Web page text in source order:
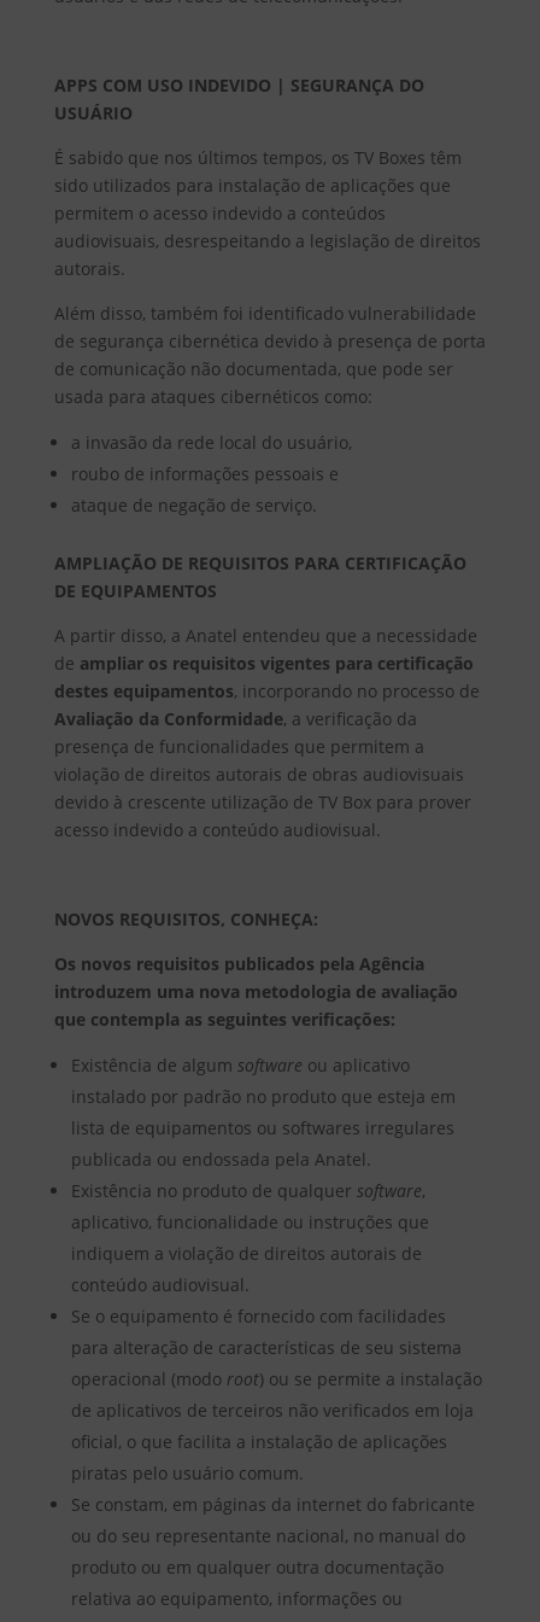
APPS COM USO INDEVIDO | SEGURANÇA DO
USUÁRIO
É sabido que nos últimos tempos, os TV Boxes têm
sido utilizados para instalação de aplicações que
permitem o acesso indevido a conteúdos
audiovisuais, desrespeitando a legislação de direitos
autorais.
Além disso, também foi identificado vulnerabilidade
de segurança cibernética devido à presença de porta
de comunicação não documentada, que pode ser
usada para ataques cibernéticos como:
a invasão da rede local do usuário,
roubo de informações pessoais e
ataque de negação de serviço.
AMPLIAÇÃO DE REQUISITOS PARA CERTIFICAÇÃO
DE EQUIPAMENTOS
A partir disso, a Anatel entendeu que a necessidade
de ampliar os requisitos vigentes para certificação
destes equipamentos, incorporando no processo de
Avaliação da Conformidade, a verificação da
presença de funcionalidades que permitem a
violação de direitos autorais de obras audiovisuais
devido à crescente utilização de TV Box para prover
acesso indevido a conteúdo audiovisual.
NOVOS REQUISITOS, CONHEÇA:
Os novos requisitos publicados pela Agência
introduzem uma nova metodologia de avaliação
que contempla as seguintes verificações:
Existência de algum software ou aplicativo
instalado por padrão no produto que esteja em
lista de equipamentos ou softwares irregulares
publicada ou endossada pela Anatel.
Existência no produto de qualquer software,
aplicativo, funcionalidade ou instruções que
indiquem a violação de direitos autorais de
conteúdo audiovisual.
Se o equipamento é fornecido com facilidades
para alteração de características de seu sistema
operacional (modo root) ou se permite a instalação
de aplicativos de terceiros não verificados em loja
oficial, o que facilita a instalação de aplicações
piratas pelo usuário comum.
Se constam, em páginas da internet do fabricante
ou do seu representante nacional, no manual do
produto ou em qualquer outra documentação
relativa ao equipamento, informações ou